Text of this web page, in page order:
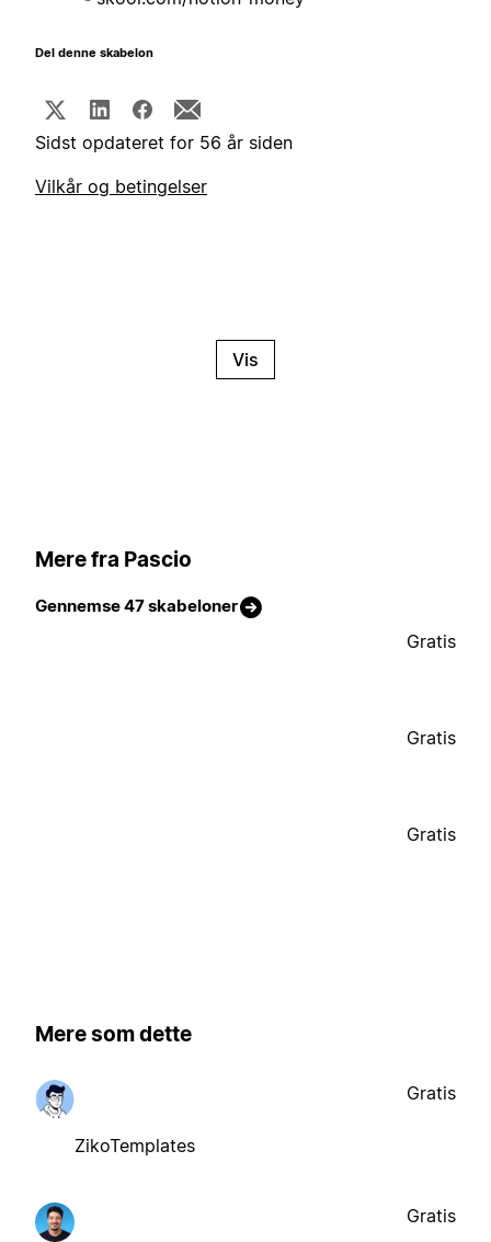
Del denne skabelon
Sidst opdateret for 56 år siden
Vilkår og betingelser
Vis
Mere fra Pascio
Gennemse 47 skabeloner
Gratis
Gratis
Gratis
Mere som dette
ZikoTemplates
Gratis
Gratis